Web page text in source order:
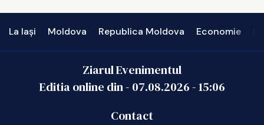
La Iași Moldova Republica Moldova Economie
Ziarul Evenimentul
Editia online din - 07.08.2026-15:06
Contact